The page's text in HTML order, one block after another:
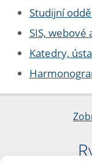
Studijní
SIS, webové
Katedry,